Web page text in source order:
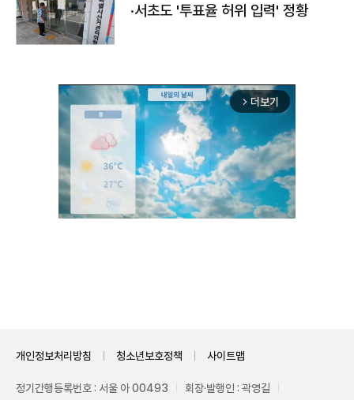
·서초도 '투표율 허위 입력' 정황
arrow_forward_ios 더보기
개인정보처리방침 청소년보호정책 사이트맵
정기간행등록번호 : 서울 아 00493 회장·발행인 : 곽영길